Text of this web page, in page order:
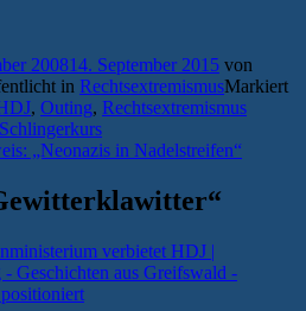
200814. September 2015 von
in RechtsextremismusMarkiert
, Outing, Rechtsextremismus
„Neonazis in Nadelstreifen“
“
verbietet HDJ |
Geschichten aus Greifswald -